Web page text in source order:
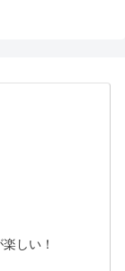
しい！